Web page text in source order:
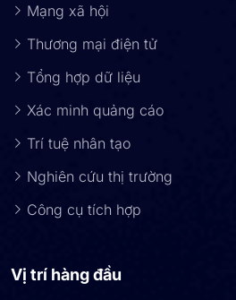
Mạng xã hội
Thương mại điện tử
Tổng hợp dữ liệu
Xác minh quảng cáo
Trí tuệ nhân tạo
Nghiên cứu thị trường
Công cụ tích hợp
Vị trí hàng đầu